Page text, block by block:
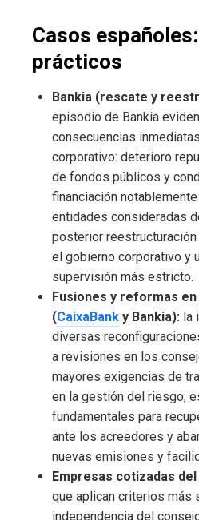
Casos
prácticos
Bankia (rescate y
episodio de Bankia
consecuencias
corporativo: deterioro
de fondos públicos y
financiación
entidades consideradas
posterior
el gobierno corporativo y
supervisión más estricto.
Fusiones y reformas
(CaixaBank y Bankia): la
diversas
a revisiones en los
mayores exigencias de
en la gestión del riesgo;
fundamentales para
ante los acreedores y
nuevas emisiones y
Empresas cotizadas del
que aplican criterios más
independencia del